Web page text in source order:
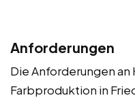
Anforderungen
Die Anforderungen
Farbproduktion in